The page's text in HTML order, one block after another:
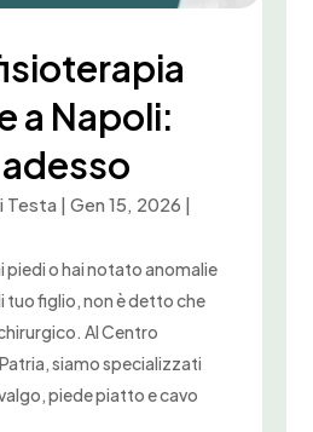
a Napoli:
Testa |Gen 15, 2026 |
piedi o hai notato anomalie
tuo figlio, non è detto che
Al Centro
siamo specializzati
piede piatto e cavo